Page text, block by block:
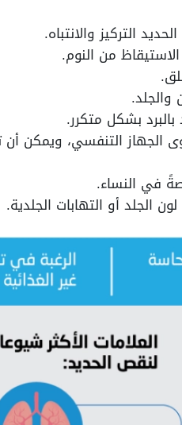
التركيز والانتباه.
من النوم.
بشكل متكرر.
الجهاز التنفسي، ويمكن
في النساء.
أو التهابات الجلدية.